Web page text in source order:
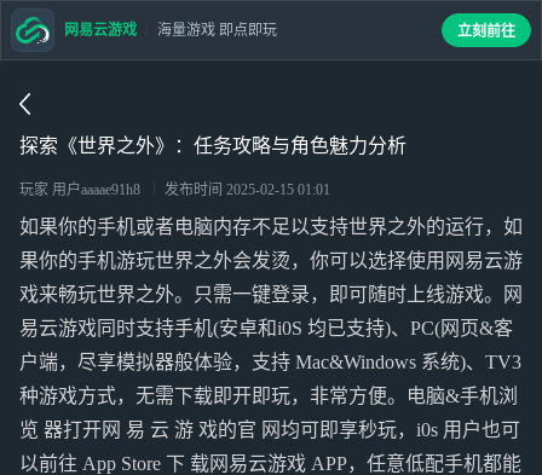
探索《世界之外》：任务攻略与角色魅力分析
玩家 用户aaaae91h8 发布时间 2025-02-15 01:01
如果你的手机或者电脑内存不足以支持世界之外的运行，如
果你的手机游玩世界之外会发烫，你可以选择使用网易云游
戏来畅玩世界之外。只需一键登录，即可随时上线游戏。网
易云游戏同时支持手机(安卓和i0S 均已支持)、PC(网页&客
户端，尽享模拟器般体验，支持 Mac&Windows 系统)、TV3
种游戏方式，无需下载即开即玩，非常方便。电脑&手机浏
览 器打开网 易 云 游 戏的官 网均可即享秒玩，i0s 用户也可
以前往 App Store 下 载网易云游戏 APP，任意低配手机都能
网易云游戏 海量游戏 即点即玩 立刻前往